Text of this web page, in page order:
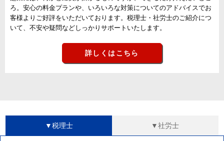
ろ。安心の料金プランや、いろいろな対策についてのアドバイスでお
客様よりご好評をいただいております。税理士・社労士のご紹介につ
いて、不安や疑問などしっかりサポートいたします。
詳しくはこちら
▼税理士 ▼社労士